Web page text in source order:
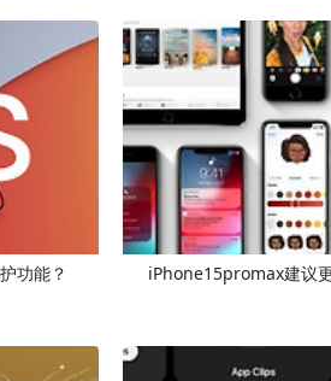
功能？ iPhone15promax建议